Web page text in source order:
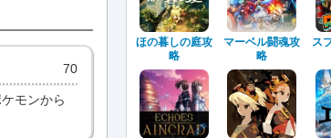
70
モンから
ほの暮しの庭攻
略
マーベル闘魂攻
略
ス